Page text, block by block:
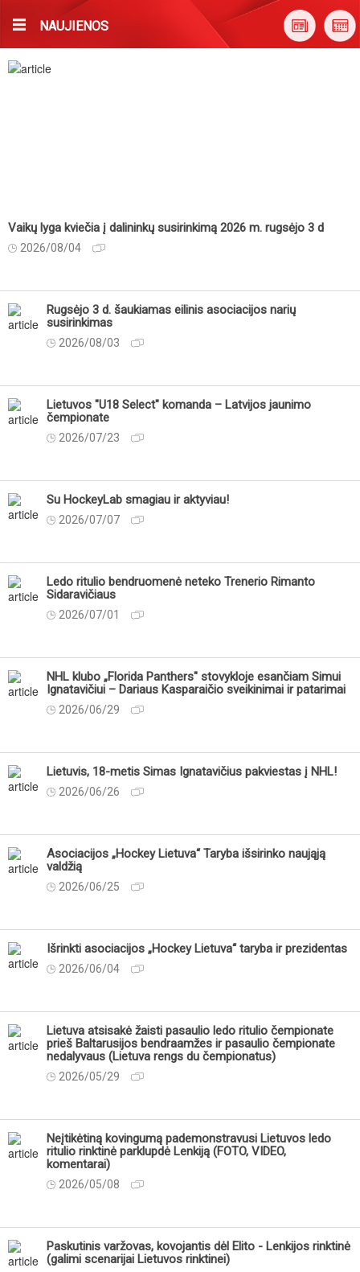
NAUJIENOS
Vaikų lyga kviečia į dalininkų susirinkimą 2026 m. rugsėjo 3 d
2026/08/04
Rugsėjo 3 d. šaukiamas eilinis asociacijos narių
susirinkimas
2026/08/03
Lietuvos "U18 Select" komanda – Latvijos jaunimo
čempionate
2026/07/23
Su HockeyLab smagiau ir aktyviau!
2026/07/07
Ledo ritulio bendruomenė neteko Trenerio Rimanto
Sidaravičiaus
2026/07/01
NHL klubo „Florida Panthers" stovykloje esančiam Simui
Ignatavičiui – Dariaus Kasparaičio sveikinimai ir patarimai
2026/06/29
Lietuvis, 18-metis Simas Ignatavičius pakviestas į NHL!
2026/06/26
Asociacijos „Hockey Lietuva“ Taryba išsirinko naująją
valdžią
2026/06/25
Išrinkti asociacijos „Hockey Lietuva“ taryba ir prezidentas
2026/06/04
Lietuva atsisakė žaisti pasaulio ledo ritulio čempionate
prieš Baltarusijos bendraamžes ir pasaulio čempionate
nedalyvaus (Lietuva rengs du čempionatus)
2026/05/29
Neįtikėtiną kovingumą pademonstravusi Lietuvos ledo
ritulio rinktinė parklupdė Lenkiją (FOTO, VIDEO,
komentarai)
2026/05/08
Paskutinis varžovas, kovojantis dėl Elito - Lenkijos rinktinė
(galimi scenarijai Lietuvos rinktinei)